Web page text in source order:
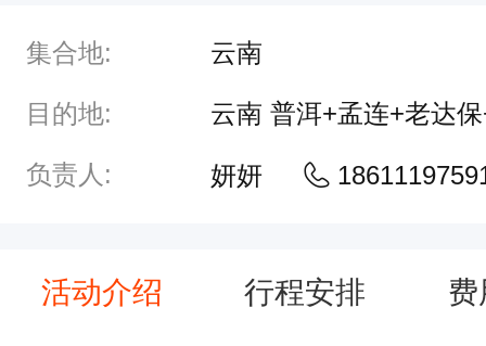
集合地: 云南
目的地: 云南 普洱+孟连+老达
负责人: 妍妍
活动介绍 行程安排 费